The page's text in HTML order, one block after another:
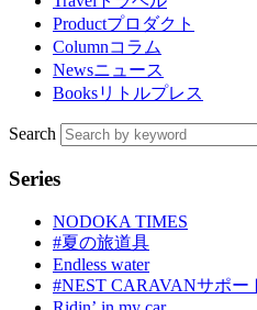
Productプロダクト
Columnコラム
Newsニュース
Booksリトルプレス
Search
Series
NODOKA TIMES
#夏の旅道具
Endless water
#NEST CARAVANサポー